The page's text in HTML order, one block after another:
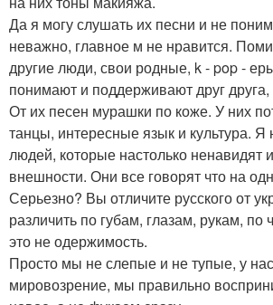
Да я могу слушать их песни и не
неважно, главное м не нравится.
другие люди, свои родные, k - pop -
понимают и поддерживают друг
От их песен мурашки по коже. У них
танцы, интересные язык и культура.
людей, которые настолько ненавидят
внешности. Они все говорят что на
Серьезно? Вы отличите русского от
различить по губам, глазам, рукам, по
это не одержимость.
Просто мы не слепые и не тупые, у
мировозрение, мы правильно